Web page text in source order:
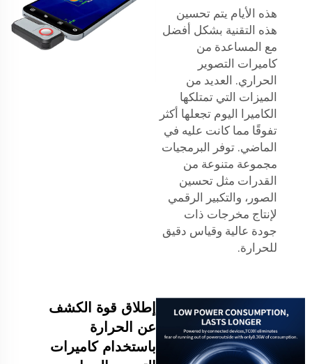
هذه الأيام يتم تحسين
هذه التقنية بشكل أفضل
مع المساعدة من
كاميرات التصوير
الحراري. العديد من
الميزات التي تمتلكها
الكاميرا اليوم تجعلها أكثر
تفوقًا مما كانت عليه في
الماضي. توفر البرمجيات
مجموعة متنوعة من
القدرات مثل تحسين
الصور، والتكبير الرقمي
لإنتاج مخرجات ذات
جودة عالية وقياس دقيق
للحرارة.
إطلاق قوة الكشف
عن الحرارة
باستخدام كاميرات